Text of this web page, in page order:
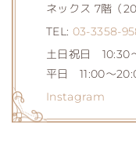
ネックス 7階（
TEL: 03-3358-
土日祝日 10:30
平日 11:00～
Instagram